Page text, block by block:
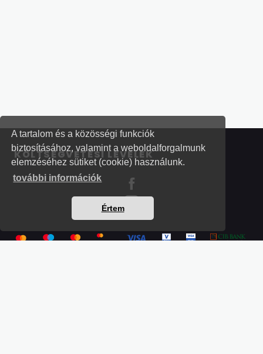
A tartalom és a közösségi funkciók
biztosításához, valamint a weboldalforgalmunk
elemzéséhez sütiket (cookie) használunk.
további információk
Értem
KÖLTSÉGVETÉSI LEVELEK